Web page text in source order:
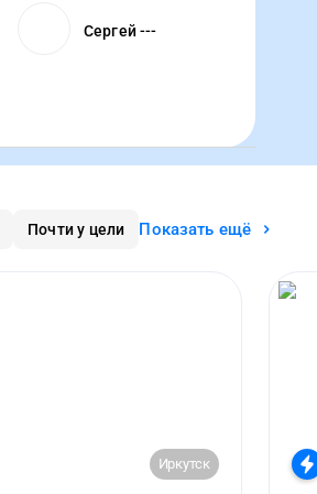
Сергей ---
Почти у цели Показать ещё
Иркутск